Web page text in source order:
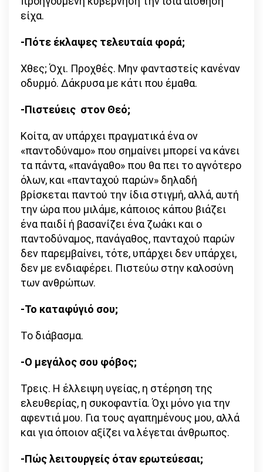
είχα.
-Πότε έκλαψες τελευταία φορά;
Χθες; Όχι. Προχθές. Μην φανταστείς κανέναν
οδυρμό. Δάκρυσα με κάτι που έμαθα.
-Πιστεύεις στον Θεό;
Κοίτα, αν υπάρχει πραγματικά ένα ον
«παντοδύναμο» που σημαίνει μπορεί να κάνει
τα πάντα, «πανάγαθο» που θα πει το αγνότερο
όλων, και «πανταχού παρών» δηλαδή
βρίσκεται παντού την ίδια στιγμή, αλλά, αυτή
την ώρα που μιλάμε, κάποιος κάπου βιάζει
ένα παιδί ή βασανίζει ένα ζωάκι και ο
παντοδύναμος, πανάγαθος, πανταχού παρών
δεν παρεμβαίνει, τότε, υπάρχει δεν υπάρχει,
δεν με ενδιαφέρει. Πιστεύω στην καλοσύνη
των ανθρώπων.
-Το καταφύγιό σου;
Το διάβασμα.
-Ο μεγάλος σου φόβος;
Τρεις. Η έλλειψη υγείας, η στέρηση της
ελευθερίας, η συκοφαντία. Όχι μόνο για την
αφεντιά μου. Για τους αγαπημένους μου, αλλά
και για όποιον αξίζει να λέγεται άνθρωπος.
-Πώς λειτουργείς όταν ερωτεύεσαι;